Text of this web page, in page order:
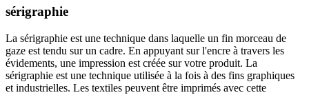
sérigraphie
La sérigraphie est une technique dans laquelle un fin morceau de
gaze est tendu sur un cadre. En appuyant sur l'encre à travers les
évidements, une impression est créée sur votre produit. La
sérigraphie est une technique utilisée à la fois à des fins graphiques
et industrielles. Les textiles peuvent être imprimés avec cette